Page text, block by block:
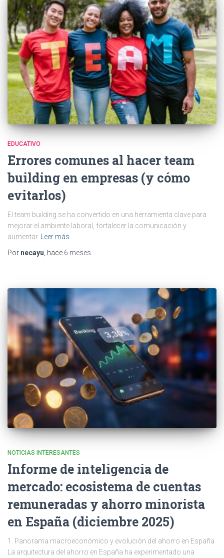
EDUCATIVO
Errores comunes al hacer team
building en empresas (y cómo
evitarlos)
El team building se ha convertido en una herramienta clave para
mejorar el ambiente laboral, fortalecer la comunicación y
aumentar
Leer más
Por necayu , hace 6 meses
NOTICIAS INTERESANTES
Informe de inteligencia de
mercado: ecosistema de cuentas
remuneradas y ahorro minorista
en España (diciembre 2025)
1. Panorama macroeconómico y evolución del ahorro en España
La arquitectura del ahorro en España ha experimentado una